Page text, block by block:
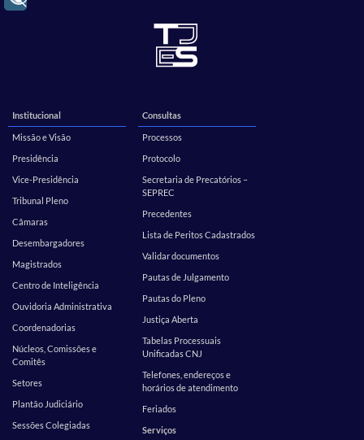
Institucional
Missão e Visão
Presidência
Vice-Presidência
Tribunal Pleno
Câmaras
Desembargadores
Magistrados
Centro de Inteligência
Ouvidoria Administrativa
Coordenadorias
Núcleos, Comissões e
Comitês
Setores
Plantão Judiciário
Sessões Colegiadas
Consultas
Processos
Protocolo
Secretaria de Precatórios –
SEPREC
Precedentes
Lista de Peritos Cadastrados
Validar documentos
Pautas de Julgamento
Pautas do Pleno
Justiça Aberta
Tabelas Processuais
Unificadas CNJ
Telefones, endereços e
horários de atendimento
Feriados
Serviços